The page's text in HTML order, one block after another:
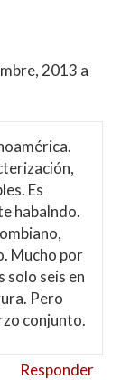
2013 a
Es
habalndo.
Mucho por
solo seis en
Pero
conjunto.
Responder